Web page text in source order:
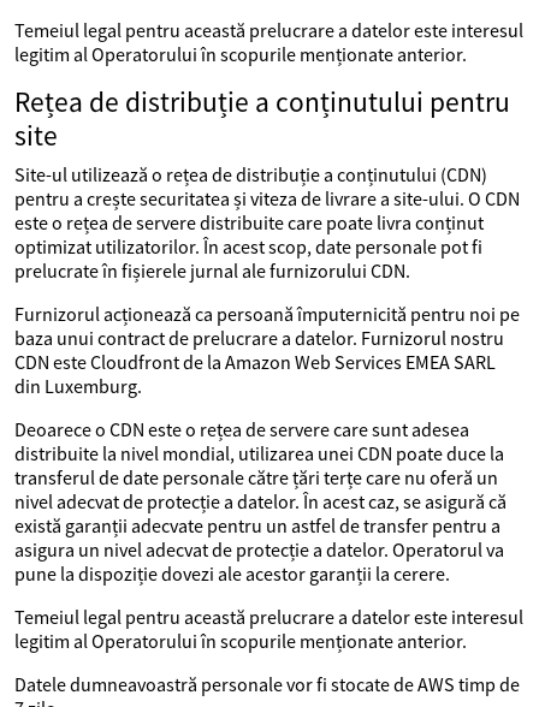
Temeiul legal pentru această prelucrare a datelor este interesul
legitim al Operatorului în scopurile menționate anterior.
Rețea de distribuție a conținutului pentru
site
Site-ul utilizează o rețea de distribuție a conținutului (CDN)
pentru a crește securitatea și viteza de livrare a site-ului. O CDN
este o rețea de servere distribuite care poate livra conținut
optimizat utilizatorilor. În acest scop, date personale pot fi
prelucrate în fișierele jurnal ale furnizorului CDN.
Furnizorul acționează ca persoană împuternicită pentru noi pe
baza unui contract de prelucrare a datelor. Furnizorul nostru
CDN este Cloudfront de la Amazon Web Services EMEA SARL
din Luxemburg.
Deoarece o CDN este o rețea de servere care sunt adesea
distribuite la nivel mondial, utilizarea unei CDN poate duce la
transferul de date personale către țări terțe care nu oferă un
nivel adecvat de protecție a datelor. În acest caz, se asigură că
există garanții adecvate pentru un astfel de transfer pentru a
asigura un nivel adecvat de protecție a datelor. Operatorul va
pune la dispoziție dovezi ale acestor garanții la cerere.
Temeiul legal pentru această prelucrare a datelor este interesul
legitim al Operatorului în scopurile menționate anterior.
Datele dumneavoastră personale vor fi stocate de AWS timp de